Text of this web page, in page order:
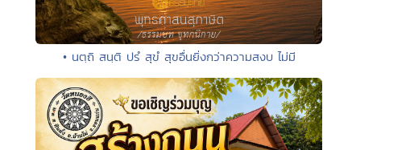
• นตฺถิ สนฺติ ปรํ สุขํ สุขอื่นยิ่งกว่าความสงบ ไม่มี